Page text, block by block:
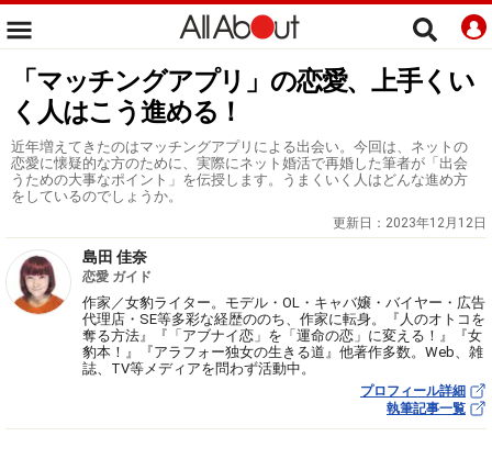
「マッチングアプリ」の恋愛、上手くい
く人はこう進める！
近年増えてきたのはマッチングアプリによる出会い。今回は、ネットの
恋愛に懐疑的な方のために、実際にネット婚活で再婚した筆者が「出会
うための大事なポイント」を伝授します。うまくいく人はどんな進め方
をしているのでしょうか。
更新日： 2023年12月12日
島田 佳奈
恋愛 ガイド
作家／女豹ライター。モデル・OL・キャバ嬢・バイヤー・広告
代理店・SE等多彩な経歴ののち、作家に転身。『人のオトコを
奪る方法』『「アブナイ恋」を「運命の恋」に変える！』『女
豹本！』『アラフォー独女の生きる道』他著作多数。Web、雑
誌、TV等メディアを問わず活動中。
プロフィール詳細
執筆記事一覧